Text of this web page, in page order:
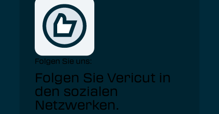
Folgen Sie uns:
Folgen Sie Vericut in
den sozialen
Netzwerken.